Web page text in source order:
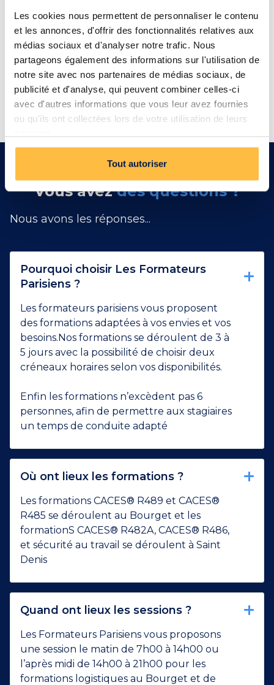
Les cookies nous permettent de personnaliser le contenu
et les annonces, d'offrir des fonctionnalités relatives aux
médias sociaux et d'analyser notre trafic. Nous
partageons également des informations sur l'utilisation de
notre site avec nos partenaires de médias sociaux, de
publicité et d'analyse, qui peuvent combiner celles-ci
avec d'autres informations que vous leur avez fournies
ou qu'ils ont collectées lors de votre utilisation de leurs
Tout autoriser
98% taux d’assiduité
94% de satisfaction
97% des clients nous recommandent
Vous avezdes questions ?
Nous avons les réponses...
Pourquoi choisir Les Formateurs
Parisiens ?
Les formateurs parisiens vous proposent
des formations adaptées à vos envies et vos
besoins.Nos formations se déroulent de 3 à
5 jours avec la possibilité de choisir deux
créneaux horaires selon vos disponibilités.
Enfin les formations n’excèdent pas 6
personnes, afin de permettre aux stagiaires
un temps de conduite adapté
Où ont lieux les formations ?
Les formations CACES® R489 et CACES®
R485 se déroulent au Bourget et les
formationS CACES® R482A, CACES® R486,
et sécurité au travail se déroulent à Saint
Denis
Quand ont lieux les sessions ?
Les Formateurs Parisiens vous proposons
une session le matin de 7h00 à 14h00 ou
l’après midi de 14h00 à 21h00 pour les
formations logistiques au Bourget et de